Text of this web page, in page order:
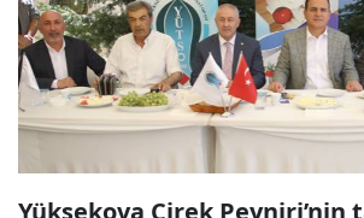
Yüksekova Çirek Peyniri’nin